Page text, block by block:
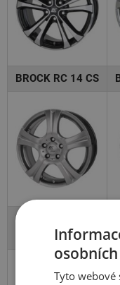
BROCK RC 14 CS
BROCK RC DELTA
CS
Tyto